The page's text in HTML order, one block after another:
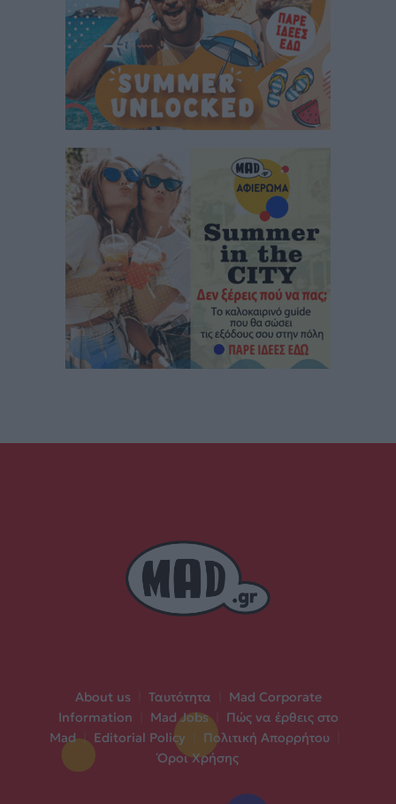
About us Ταυτότητα
Mad Corporate
Information
Mad Jobs
Πώς να έρθεις στο
Mad | Editorial Policy Πολιτική Απορρήτου
Όροι Χρήσης